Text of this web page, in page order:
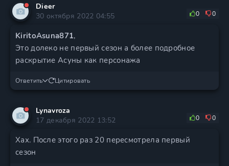
Dieer
30 октября 2022 04:55
0 0
KiritoAsuna871,
Это долеко не первый сезон а более подробное
раскрытие Асуны как персонажа
Ответить Цитировать
Lynavroza
17 декабря 2022 13:52
0 0
Хах. После этого раз 20 пересмотрела первый
сезон